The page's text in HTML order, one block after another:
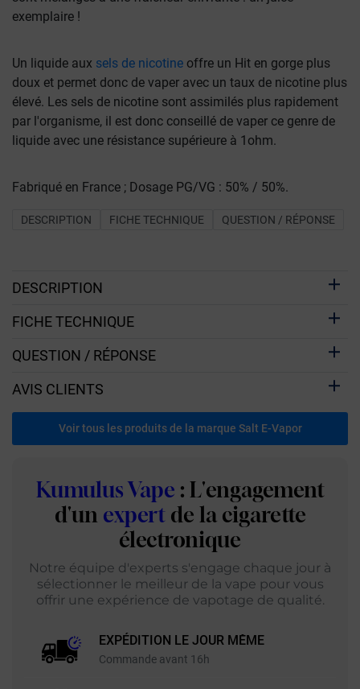
exemplaire !
Un liquide aux sels de nicotine offre un Hit en gorge plus
doux et permet donc de vaper avec un taux de nicotine plus
élevé. Les sels de nicotine sont assimilés plus rapidement
par l'organisme, il est donc conseillé de vaper ce genre de
liquide avec une résistance supérieure à 1ohm.
Fabriqué en France ; Dosage PG/VG : 50% / 50%.
DESCRIPTION FICHE TECHNIQUE QUESTION / RÉPONSE
DESCRIPTION
FICHE TECHNIQUE
QUESTION / RÉPONSE
AVIS CLIENTS
Voir tous les produits de la marque Salt E-Vapor
Kumulus Vape : L'engagement
d'un expert de la cigarette
électronique
Notre équipe d'experts s'engage chaque jour à
sélectionner le meilleur de la vape pour vous
offrir une expérience de vapotage de qualité.
EXPÉDITION LE JOUR MÊME
Commande avant 16h